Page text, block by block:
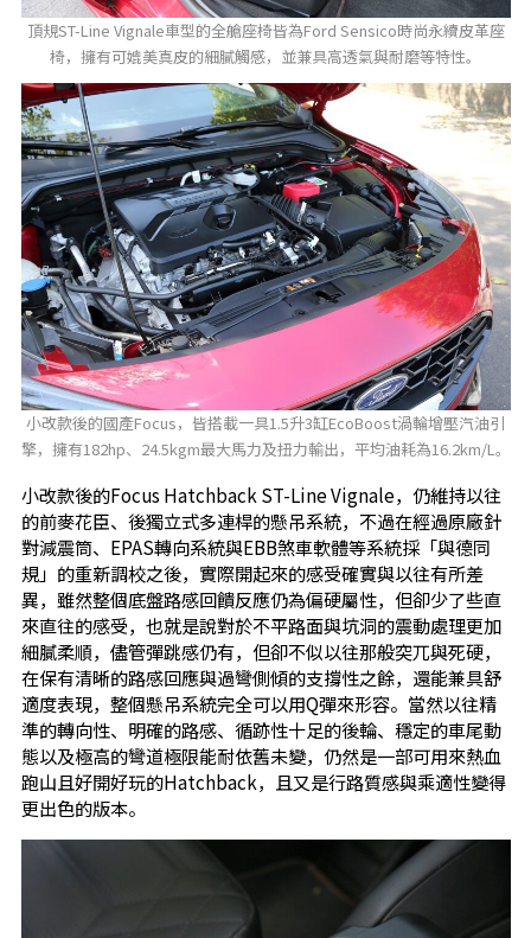
頂規ST-Line Vignale車型的全艙座椅皆為Ford Sensico時尚永續皮革座
椅，擁有可媲美真皮的細膩觸感，並兼具高透氣與耐磨等特性。
小改款後的國產Focus，皆搭載一具1.5升3缸EcoBoost渦輪增壓汽油引
擎，擁有182hp、24.5kgm最大馬力及扭力輸出，平均油耗為16.2km/L。
小改款後的Focus Hatchback ST-Line Vignale，仍維持以往
的前麥花臣、後獨立式多連桿的懸吊系統，不過在經過原廠針
對減震筒、EPAS轉向系統與EBB煞車軟體等系統採「與德同
規」的重新調校之後，實際開起來的感受確實與以往有所差
異，雖然整個底盤路感回饋反應仍為偏硬屬性，但卻少了些直
來直往的感受，也就是說對於不平路面與坑洞的震動處理更加
細膩柔順，儘管彈跳感仍有，但卻不似以往那般突兀與死硬，
在保有清晰的路感回應與過彎側傾的支撐性之餘，還能兼具舒
適度表現，整個懸吊系統完全可以用Q彈來形容。當然以往精
準的轉向性、明確的路感、循跡性十足的後輪、穩定的車尾動
態以及極高的彎道極限能耐依舊未變，仍然是一部可用來熱血
跑山且好開好玩的Hatchback，且又是行路質感與乘適性變得
更出色的版本。